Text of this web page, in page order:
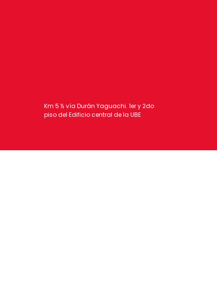
Km 5 ½ vía Durán Yaguachi. 1er y 2do
piso del Edificio central de la UBE